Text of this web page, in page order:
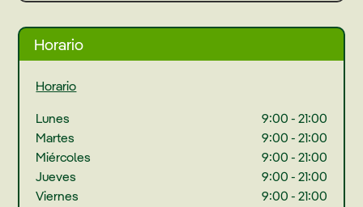
Horario
Horario
Lunes
9:00 - 21:00
Martes
9:00 - 21:00
Miércoles
9:00 - 21:00
Jueves
9:00 - 21:00
Viernes
9:00 - 21:00